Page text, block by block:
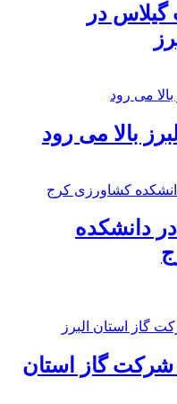
گیلاس در
بالا می رود
دانشکده
شرکت گاز استان